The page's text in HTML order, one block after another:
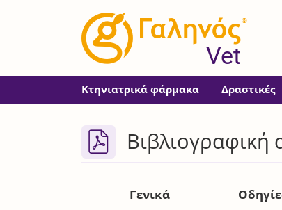
®
Vet
Κτηνιατρικά φάρμακα Δραστικές
Βιβλιογραφική
Γενικά